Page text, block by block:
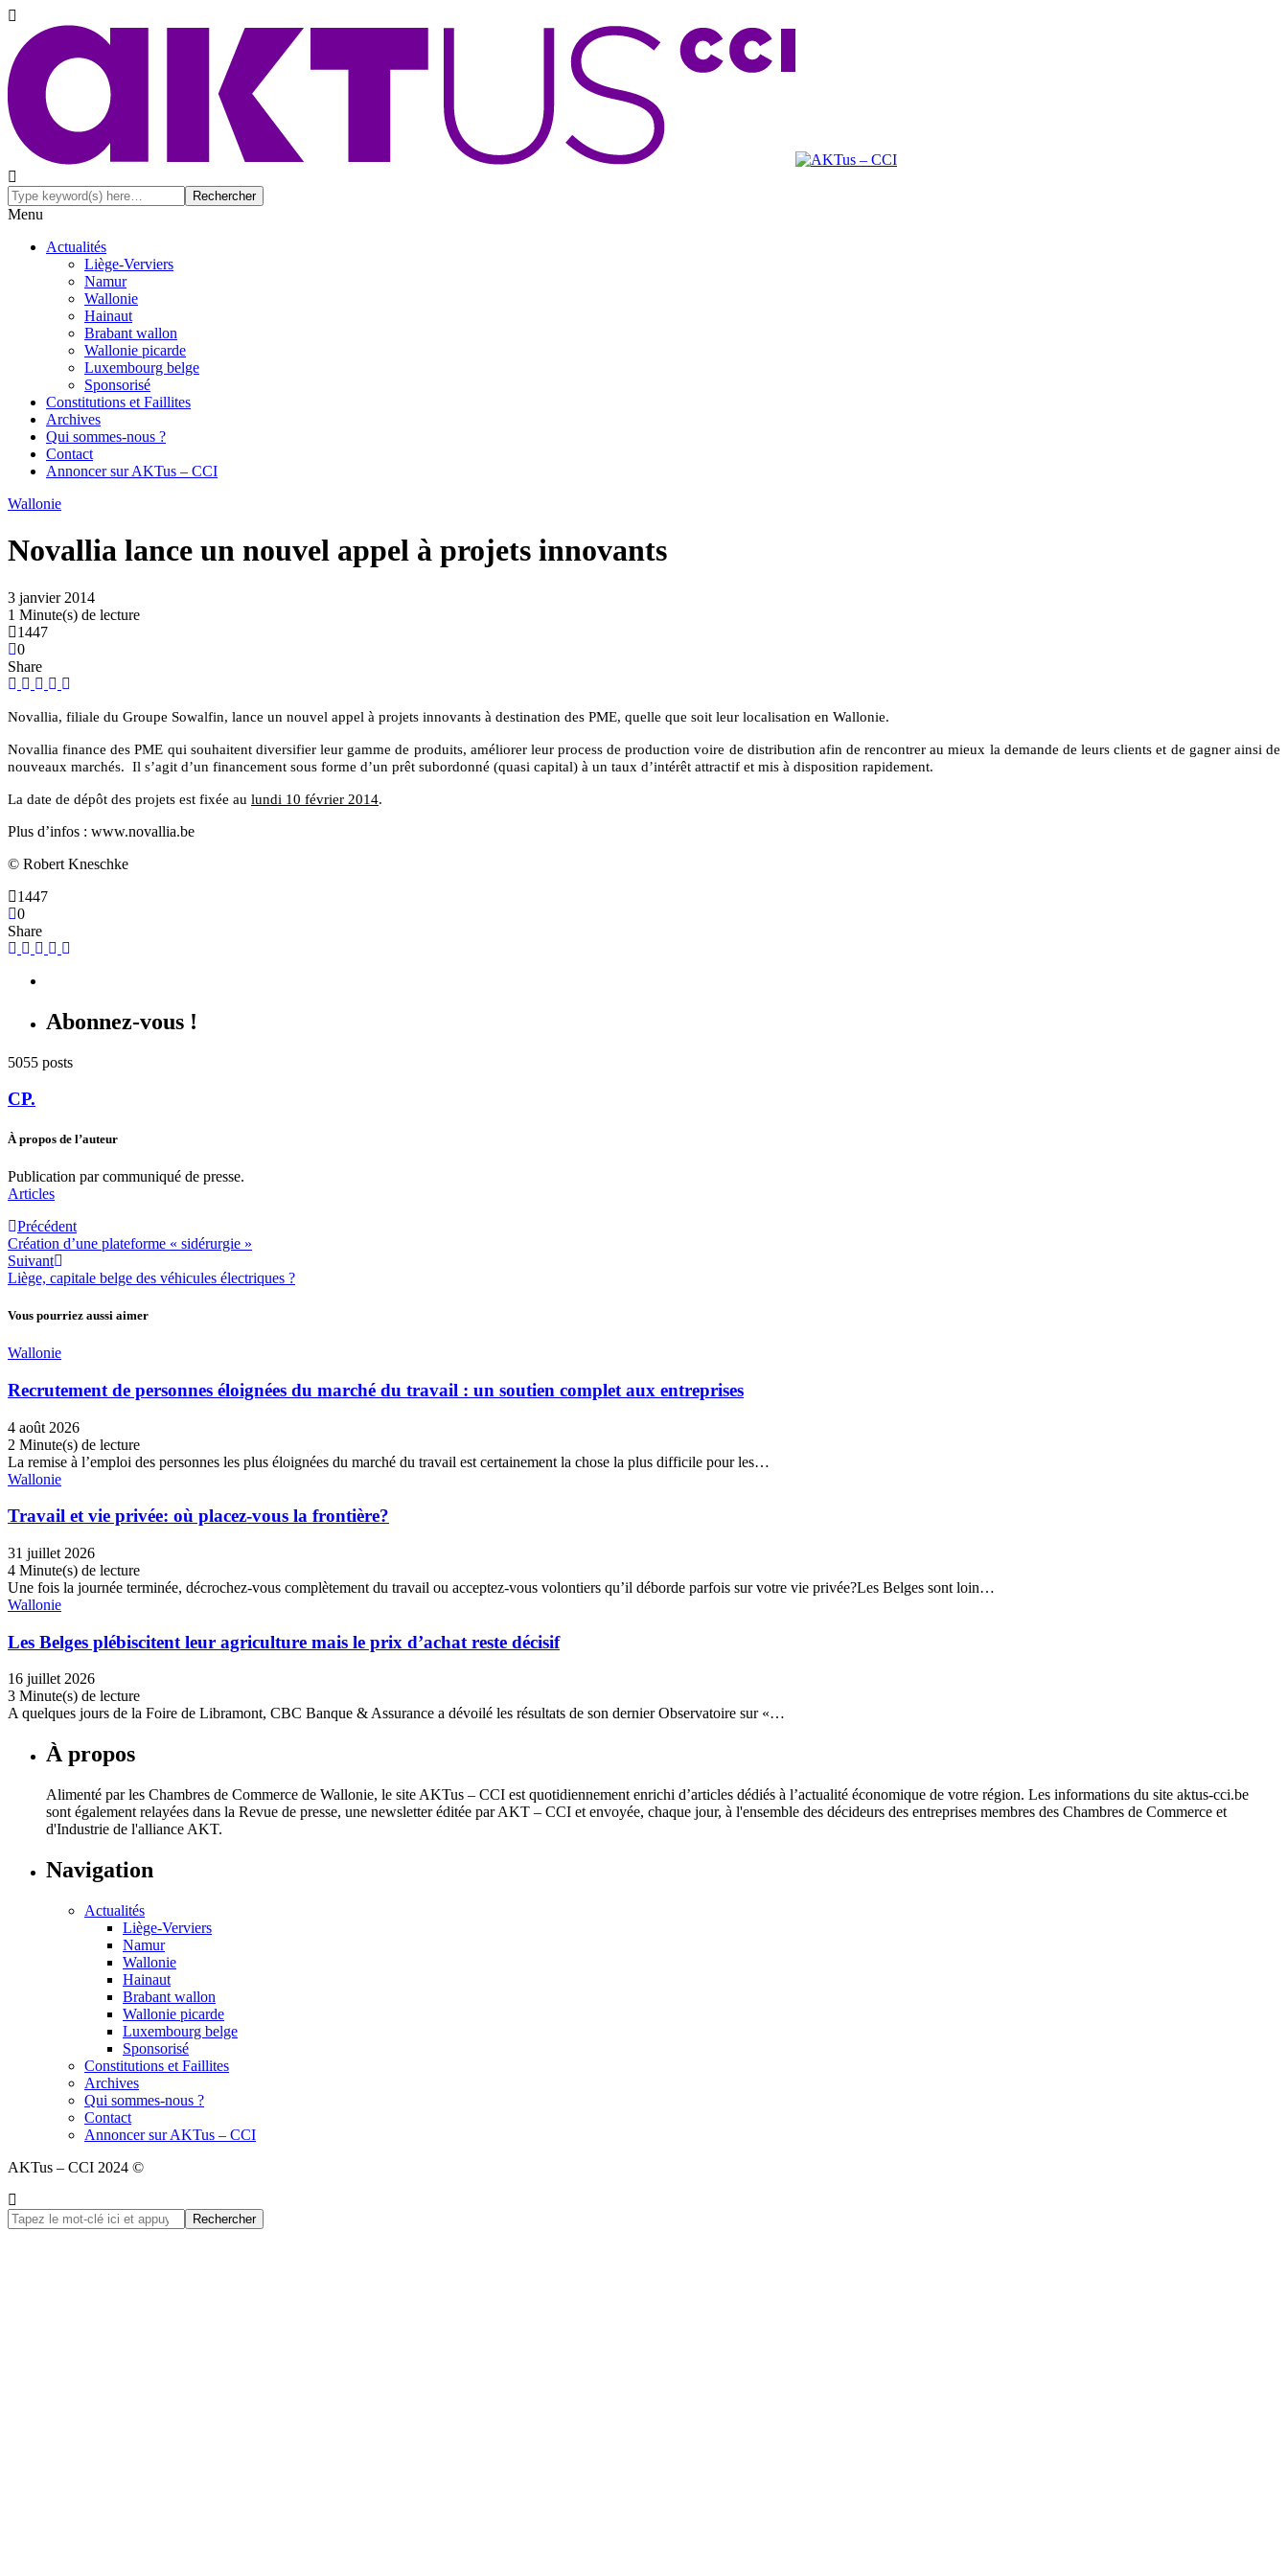
Menu
Actualités
Liège-Verviers
Namur
Wallonie
Hainaut
Brabant wallon
Wallonie picarde
Luxembourg belge
Sponsorisé
Constitutions et Faillites
Archives
Qui sommes-nous ?
Contact
Annoncer sur AKTus – CCI
Wallonie
Novallia lance un nouvel appel à projets innovants
3 janvier 2014
1 Minute(s) de lecture
1447
0
Share
Novallia, filiale du Groupe Sowalfin, lance un nouvel appel à projets innovants à destination des PME, quelle que soit leur localisation en Wallonie.
Novallia finance des PME qui souhaitent diversifier leur gamme de produits, améliorer leur process de production voire de distribution afin de rencontrer au mieux la demande de leurs clients et de gagner ainsi de
nouveaux marchés. Il s’agit d’un financement sous forme d’un prêt subordonné (quasi capital) à un taux d’intérêt attractif et mis à disposition rapidement.
La date de dépôt des projets est fixée au lundi 10 février 2014.
Plus d’infos : www.novallia.be
© Robert Kneschke
1447
0
Share
Abonnez-vous !
5055 posts
CP.
À propos de l’auteur
Publication par communiqué de presse.
Articles
Précédent
Création d’une plateforme « sidérurgie »
Suivant
Liège, capitale belge des véhicules électriques ?
Vous pourriez aussi aimer
Wallonie
Recrutement de personnes éloignées du marché du travail : un soutien complet aux entreprises
4 août 2026
2 Minute(s) de lecture
La remise à l’emploi des personnes les plus éloignées du marché du travail est certainement la chose la plus difficile pour les…
Wallonie
Travail et vie privée: où placez-vous la frontière?
31 juillet 2026
4 Minute(s) de lecture
Une fois la journée terminée, décrochez-vous complètement du travail ou acceptez-vous volontiers qu’il déborde parfois sur votre vie privée?Les Belges sont loin…
Wallonie
Les Belges plébiscitent leur agriculture mais le prix d’achat reste décisif
16 juillet 2026
3 Minute(s) de lecture
A quelques jours de la Foire de Libramont, CBC Banque & Assurance a dévoilé les résultats de son dernier Observatoire sur «…
À propos
Alimenté par les Chambres de Commerce de Wallonie, le site AKTus – CCI est quotidiennement enrichi d’articles dédiés à l’actualité économique de votre région. Les informations du site aktus-cci.be
sont également relayées dans la Revue de presse, une newsletter éditée par AKT – CCI et envoyée, chaque jour, à l'ensemble des décideurs des entreprises membres des Chambres de Commerce et
d'Industrie de l'alliance AKT.
Navigation
Actualités
Liège-Verviers
Namur
Wallonie
Hainaut
Brabant wallon
Wallonie picarde
Luxembourg belge
Sponsorisé
Constitutions et Faillites
Archives
Qui sommes-nous ?
Contact
Annoncer sur AKTus – CCI
AKTus – CCI 2024 ©